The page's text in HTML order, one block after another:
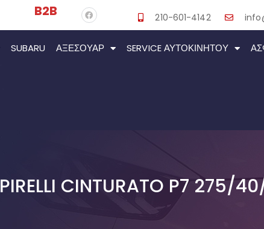
B2B 210-601-4142
SUBARU ΑΞΕΣΟΥΆΡ SERVICE ΑΥΤΟΚΙΝΉΤΟΥ
PIRELLI CINTURATO P7 275/